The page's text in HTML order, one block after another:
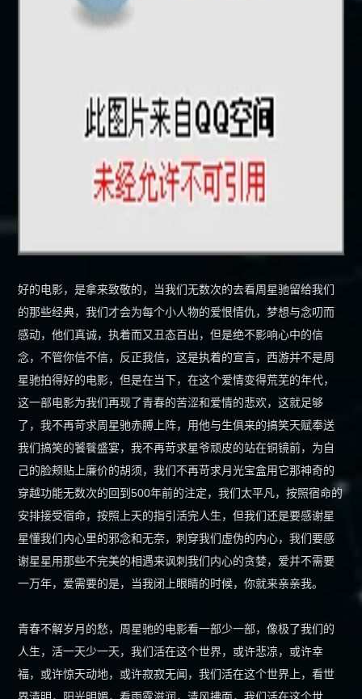
好的电影，是拿来致敬的，当我们无数次的去看周星驰留给我们
的那些经典，我们才会为每个小人物的爱恨情仇，梦想与念叨而
感动，他们真诚，执着而又丑态百出，但是绝不影响心中的信
念，不管你信不信，反正我信，这是执着的宣言，西游并不是周
星驰拍得好的电影，但是在当下，在这个爱情变得荒芜的年代，
这一部电影为我们再现了青春的苦涩和爱情的悲欢，这就足够
了，我不再苛求周星驰赤膊上阵，用他与生俱来的搞笑天赋奉送
我们搞笑的饕餮盛宴，我不再苛求星爷顽皮的站在铜镜前，为自
己的脸颊贴上廉价的胡须，我们不再苛求月光宝盒用它那神奇的
穿越功能无数次的回到500年前的注定，我们太平凡，按照宿命的
安排接受宿命，按照上天的指引活完人生，但我们还是要感谢星
星懂我们内心里的邪念和无奈，刺穿我们虚伪的内心，我们要感
谢星星用那些不完美的相遇来讽刺我们内心的贪婪，爱并不需要
一万年，爱需要的是，当我闭上眼睛的时候，你就来亲亲我。
青春不解岁月的愁，周星驰的电影看一部少一部，像极了我们的
人生，活一天少一天，我们活在这个世界，或许悲凉，或许幸
福，或许惊天动地，或许寂寂无闻，我们活在这个世界上，看世